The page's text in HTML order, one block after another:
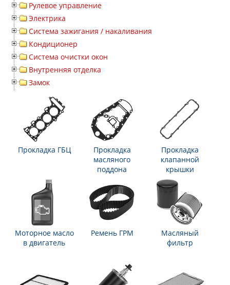
Рулевое управление
Электрика
Система зажигания / накаливания
Кондиционер
Система очистки окон
Внутренняя отделка
Замок
Прокладка ГБЦ
Прокладка
масляного
поддона
Прокладка
клапанной
крышки
Моторное масло
в двигатель
Ремень ГРМ
Масляный
фильтр